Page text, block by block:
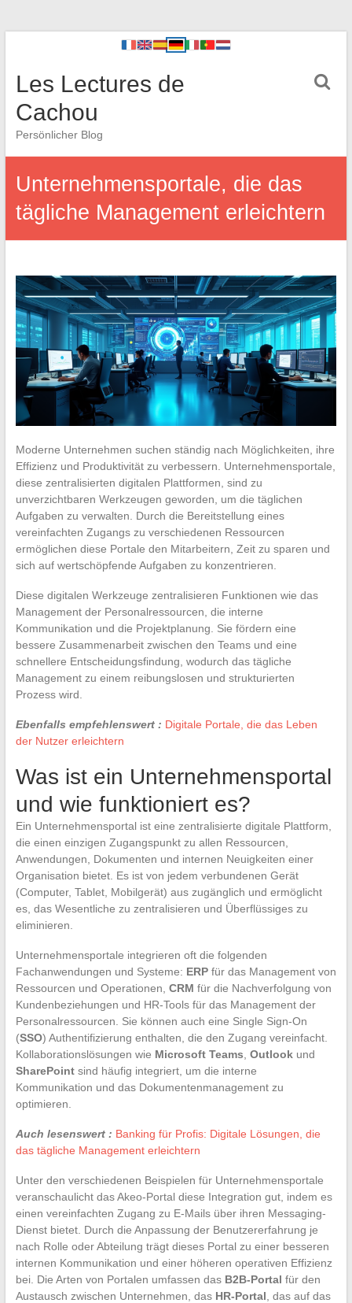
Les Lectures de
Cachou
Persönlicher Blog
Unternehmensportale, die das
tägliche Management erleichtern
Moderne Unternehmen suchen ständig nach Möglichkeiten, ihre
Effizienz und Produktivität zu verbessern. Unternehmensportale,
diese zentralisierten digitalen Plattformen, sind zu
unverzichtbaren Werkzeugen geworden, um die täglichen
Aufgaben zu verwalten. Durch die Bereitstellung eines
vereinfachten Zugangs zu verschiedenen Ressourcen
ermöglichen diese Portale den Mitarbeitern, Zeit zu sparen und
sich auf wertschöpfende Aufgaben zu konzentrieren.
Diese digitalen Werkzeuge zentralisieren Funktionen wie das
Management der Personalressourcen, die interne
Kommunikation und die Projektplanung. Sie fördern eine
bessere Zusammenarbeit zwischen den Teams und eine
schnellere Entscheidungsfindung, wodurch das tägliche
Management zu einem reibungslosen und strukturierten
Prozess wird.
Ebenfalls empfehlenswert : Digitale Portale, die das Leben
der Nutzer erleichtern
Was ist ein Unternehmensportal
und wie funktioniert es?
Ein Unternehmensportal ist eine zentralisierte digitale Plattform,
die einen einzigen Zugangspunkt zu allen Ressourcen,
Anwendungen, Dokumenten und internen Neuigkeiten einer
Organisation bietet. Es ist von jedem verbundenen Gerät
(Computer, Tablet, Mobilgerät) aus zugänglich und ermöglicht
es, das Wesentliche zu zentralisieren und Überflüssiges zu
eliminieren.
Unternehmensportale integrieren oft die folgenden
Fachanwendungen und Systeme: ERPfür das Management von
Ressourcen und Operationen, CRM für die Nachverfolgung von
Kundenbeziehungen und HR-Tools für das Management der
Personalressourcen. Sie können auch eine Single Sign-On
(SSO) Authentifizierung enthalten, die den Zugang vereinfacht.
Kollaborationslösungen wie Microsoft Teams Outlookund
SharePointsind häufig integriert, um die interne
Kommunikation und das Dokumentenmanagement zu
optimieren.
Auch lesenswert : Banking für Profis: Digitale Lösungen, die
das tägliche Management erleichtern
Unter den verschiedenen Beispielen für Unternehmensportale
veranschaulicht das Akeo-Portal diese Integration gut, indem es
einen vereinfachten Zugang zu E-Mails über ihren Messaging-
Dienst bietet. Durch die Anpassung der Benutzererfahrung je
nach Rolle oder Abteilung trägt dieses Portal zu einer besseren
internen Kommunikation und einer höheren operativen Effizienz
bei. Die Arten von Portalen umfassen das B2B-Portal für den
Austausch zwischen Unternehmen, das HR-Portal , das auf das